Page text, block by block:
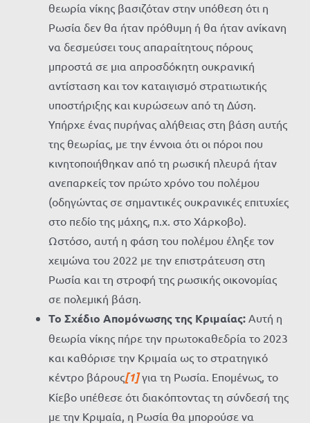
θεωρία νίκης βασιζόταν στην υπόθεση ότι η
Ρωσία δεν θα ήταν πρόθυμη ή θα ήταν ανίκανη
να δεσμεύσει τους απαραίτητους πόρους
μπροστά σε μια απροσδόκητη ουκρανική
αντίσταση και τον καταιγισμό στρατιωτικής
υποστήριξης και κυρώσεων από τη Δύση.
Υπήρχε ένας πυρήνας αλήθειας στη βάση αυτής
της θεωρίας, με την έννοια ότι οι πόροι που
κινητοποιήθηκαν από τη ρωσική πλευρά ήταν
ανεπαρκείς τον πρώτο χρόνο του πολέμου
(οδηγώντας σε σημαντικές ουκρανικές επιτυχίες
στο πεδίο της μάχης, π.χ. στο Χάρκοβο).
Ωστόσο, αυτή η φάση του πολέμου έληξε τον
χειμώνα του 2022 με την επιστράτευση στη
Ρωσία και τη στροφή της ρωσικής οικονομίας
σε πολεμική βάση.
Το Σχέδιο Απομόνωσης της Κριμαίας: Αυτή η
θεωρία νίκης πήρε την πρωτοκαθεδρία το 2023
και καθόρισε την Κριμαία ως το στρατηγικό
κέντρο βάρους[1]για τη Ρωσία. Επομένως, το
Κίεβο υπέθεσε ότι διακόπτοντας τη σύνδεσή της
με την Κριμαία, η Ρωσία θα μπορούσε να